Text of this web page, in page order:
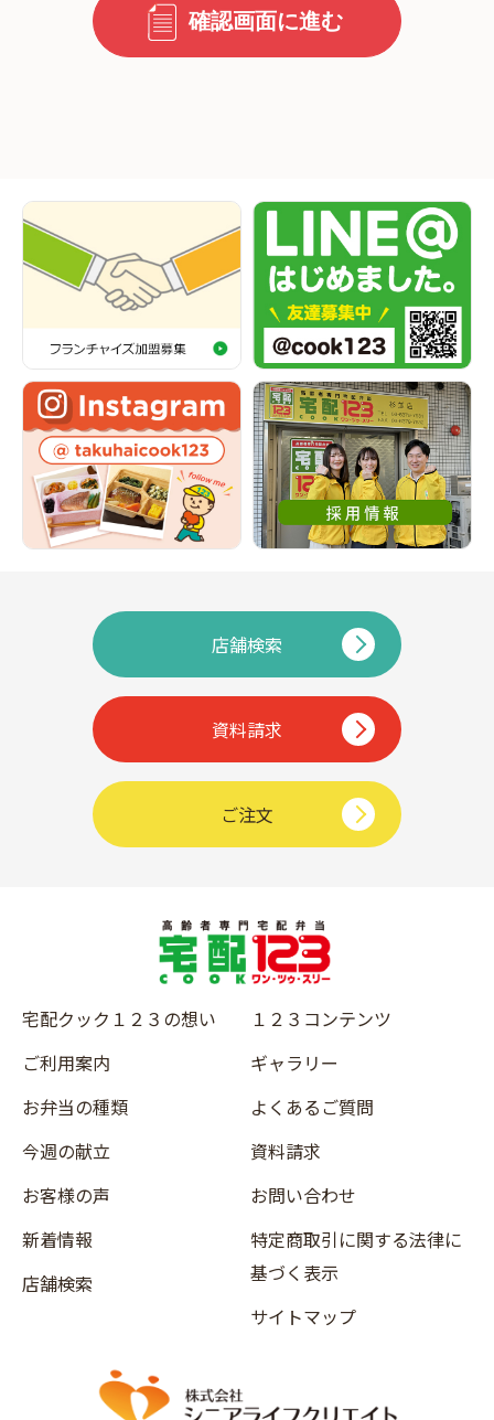
確認画面に進む
店舗検索
資料請求
ご注文
宅配クック１２３の想い
ご利用案内
お弁当の種類
今週の献立
お客様の声
新着情報
店舗検索
１２３コンテンツ
ギャラリー
よくあるご質問
資料請求
お問い合わせ
特定商取引に関する法律に
基づく表示
サイトマップ